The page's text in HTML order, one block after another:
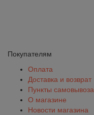
Покупателям
Оплата
Доставка и возврат
Пункты самовывоза
О магазине
Новости магазина